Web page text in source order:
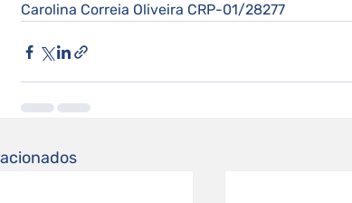
Carolina Correia Oliveira CRP-01/28277